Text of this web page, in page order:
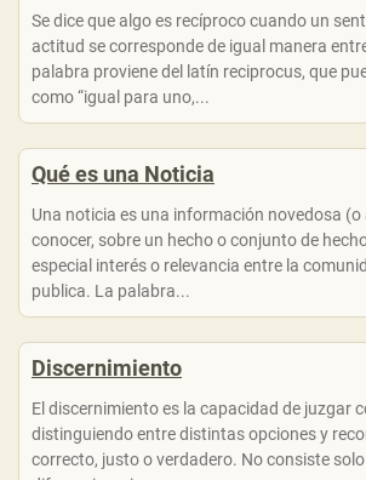
Se dice que algo es recíproco cuando un
actitud se corresponde de igual manera
palabra proviene del latín reciprocus, que
como “igual para uno,...
Qué es una Noticia
Una noticia es una información novedosa (o
conocer, sobre un hecho o conjunto de
especial interés o relevancia entre la
publica. La palabra...
Discernimiento
El discernimiento es la capacidad de juzgar
distinguiendo entre distintas opciones y
correcto, justo o verdadero. No consiste